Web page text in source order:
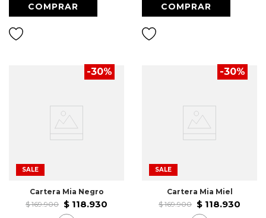
-30%
SALE
Cartera Mia Negro
$ 169.900 $ 118.930
-30%
SALE
Cartera Mia Miel
$ 169.900 $ 118.930